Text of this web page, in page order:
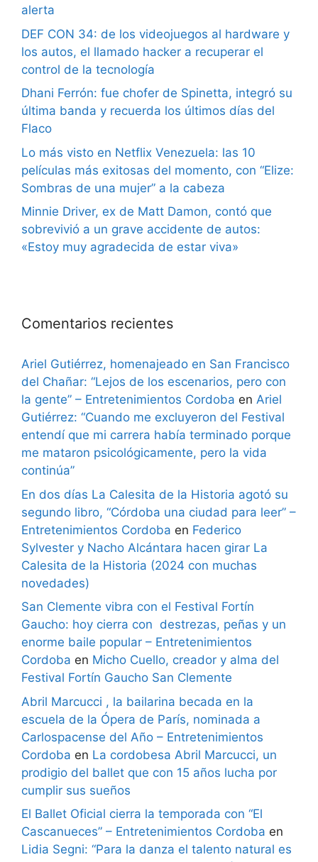
alerta
DEF CON 34: de los videojuegos al hardware y
los autos, el llamado hacker a recuperar el
control de la tecnología
Dhani Ferrón: fue chofer de Spinetta, integró su
última banda y recuerda los últimos días del
Flaco
Lo más visto en Netflix Venezuela: las 10
películas más exitosas del momento, con “Elize:
Sombras de una mujer” a la cabeza
Minnie Driver, ex de Matt Damon, contó que
sobrevivió a un grave accidente de autos:
«Estoy muy agradecida de estar viva»
Comentarios recientes
Ariel Gutiérrez, homenajeado en San Francisco
del Chañar: “Lejos de los escenarios, pero con
la gente” – Entretenimientos Cordoba en Ariel
Gutiérrez: “Cuando me excluyeron del Festival
entendí que mi carrera había terminado porque
me mataron psicológicamente, pero la vida
continúa”
En dos días La Calesita de la Historia agotó su
segundo libro, “Córdoba una ciudad para leer” –
Entretenimientos Cordoba en Federico
Sylvester y Nacho Alcántara hacen girar La
Calesita de la Historia (2024 con muchas
novedades)
San Clemente vibra con el Festival Fortín
Gaucho: hoy cierra con destrezas, peñas y un
enorme baile popular – Entretenimientos
Cordoba en Micho Cuello, creador y alma del
Festival Fortín Gaucho San Clemente
Abril Marcucci , la bailarina becada en la
escuela de la Ópera de París, nominada a
Carlospacense del Año – Entretenimientos
Cordoba en La cordobesa Abril Marcucci, un
prodigio del ballet que con 15 años lucha por
cumplir sus sueños
El Ballet Oficial cierra la temporada con “El
Cascanueces” – Entretenimientos Cordoba en
Lidia Segni: “Para la danza el talento natural es